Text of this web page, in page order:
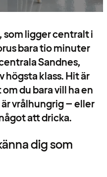
som ligger centralt i
bara tio minuter
Sandnes,
högsta klass. Hit är
du bara vill ha en
vrålhungrig – eller
att dricka.
dig som